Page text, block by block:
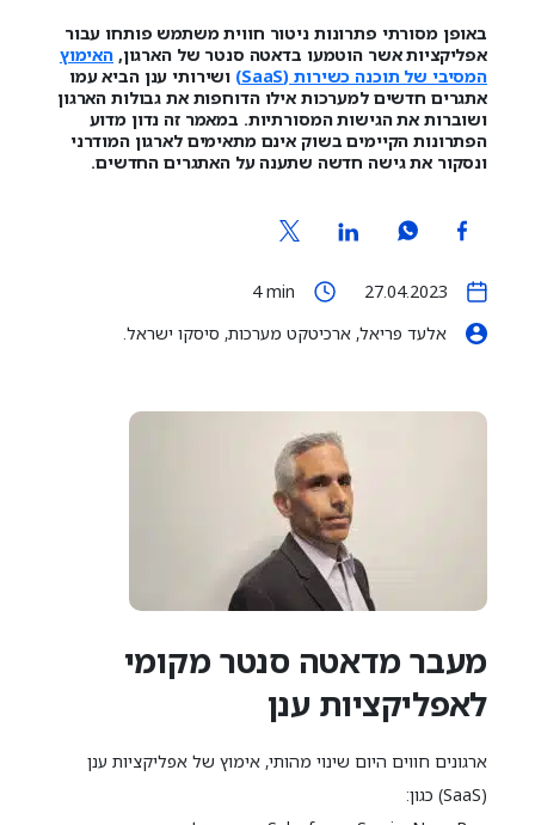
באופן מסורתי פתרונות ניטור חווית משתמש פותחו עבור
אפליקציות אשר הוטמעו בדאטה סנטר של הארגון, האימוץ
המסיבי של תוכנה כשירות (SaaS)
ושירותי ענן הביא עמו
אתגרים חדשים למערכות אילו הדוחפות את גבולות הארגון
ושוברות את הגישות המסורתיות. במאמר זה נדון מדוע
הפתרונות הקיימים בשוק אינם מתאימים לארגון המודרני
ונסקור את גישה חדשה שתענה על האתגרים החדשים.
27.04.2023
4 min
אלעד פריאל, ארכיטקט מערכות, סיסקו ישראל.
מעבר מדאטה סנטר מקומי
לאפליקציות ענן
ארגונים חווים היום שינוי מהותי, אימוץ של אפליקציות ענן
(SaaS) כגון: